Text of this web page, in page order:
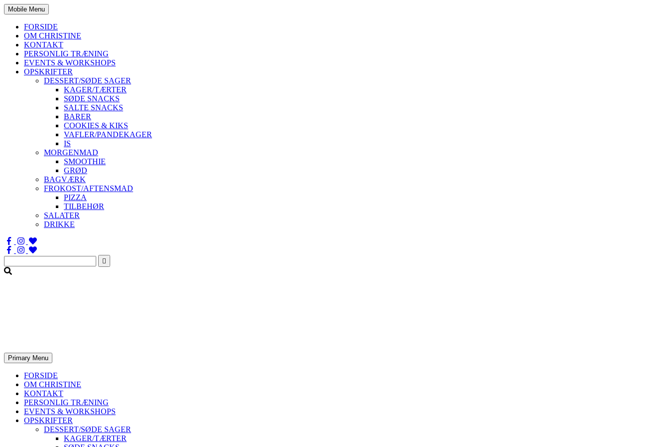
Mobile Menu
FORSIDE
OM CHRISTINE
KONTAKT
PERSONLIG TRÆNING
EVENTS & WORKSHOPS
OPSKRIFTER
DESSERT/SØDE SAGER
KAGER/TÆRTER
SØDE SNACKS
SALTE SNACKS
BARER
COOKIES & KIKS
VAFLER/PANDEKAGER
IS
MORGENMAD
SMOOTHIE
GRØD
BAGVÆRK
FROKOST/AFTENSMAD
PIZZA
TILBEHØR
SALATER
DRIKKE
Søg
efter:
Primary Menu
FORSIDE
OM CHRISTINE
KONTAKT
PERSONLIG TRÆNING
EVENTS & WORKSHOPS
OPSKRIFTER
DESSERT/SØDE SAGER
KAGER/TÆRTER